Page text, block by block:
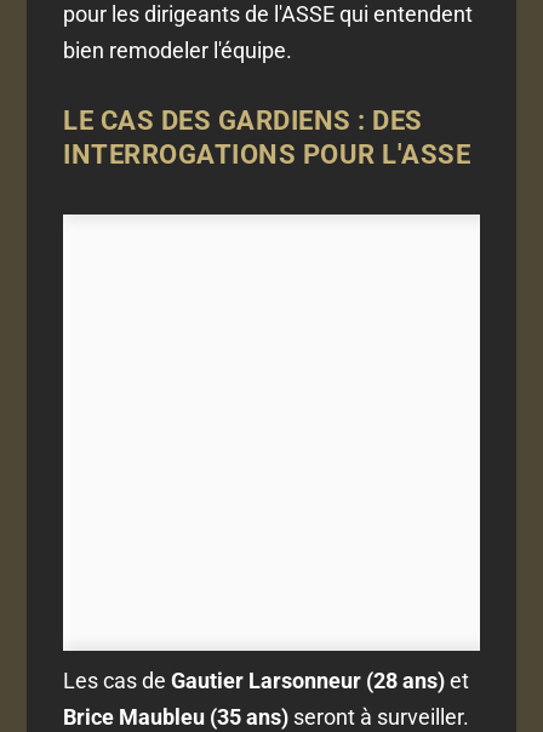
pour les dirigeants de l'ASSE qui entendent
bien remodeler l'équipe.
LE CAS DES GARDIENS : DES
INTERROGATIONS POUR L'ASSE
Les cas deGautier Larsonneur (28 ans)et
Brice Maubleu (35 ans) seront à surveiller.